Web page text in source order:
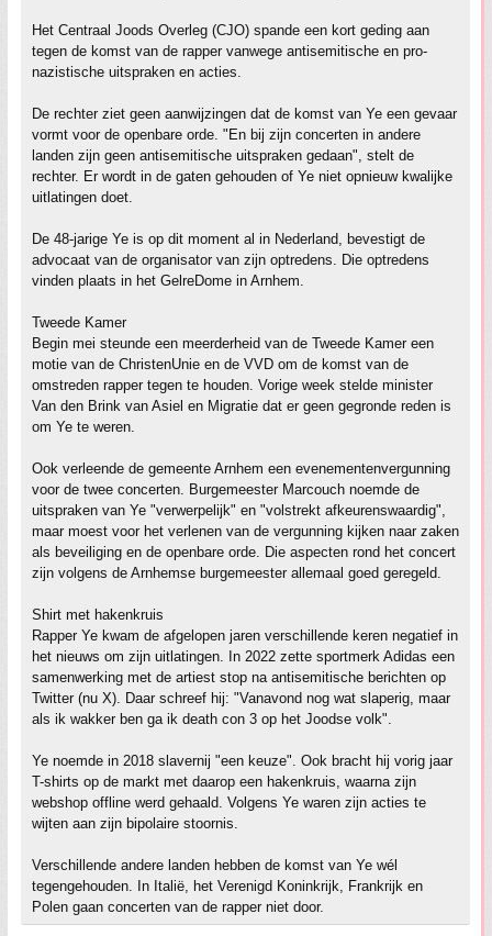
Het Centraal Joods Overleg (CJO) spande een kort geding aan
tegen de komst van de rapper vanwege antisemitische en pro-
nazistische uitspraken en acties.
De rechter ziet geen aanwijzingen dat de komst van Ye een gevaar
vormt voor de openbare orde. "En bij zijn concerten in andere
landen zijn geen antisemitische uitspraken gedaan", stelt de
rechter. Er wordt in de gaten gehouden of Ye niet opnieuw kwalijke
uitlatingen doet.
De 48-jarige Ye is op dit moment al in Nederland, bevestigt de
advocaat van de organisator van zijn optredens. Die optredens
vinden plaats in het GelreDome in Arnhem.
Tweede Kamer
Begin mei steunde een meerderheid van de Tweede Kamer een
motie van de ChristenUnie en de VVD om de komst van de
omstreden rapper tegen te houden. Vorige week stelde minister
Van den Brink van Asiel en Migratie dat er geen gegronde reden is
om Ye te weren.
Ook verleende de gemeente Arnhem een evenementenvergunning
voor de twee concerten. Burgemeester Marcouch noemde de
uitspraken van Ye "verwerpelijk" en "volstrekt afkeurenswaardig",
maar moest voor het verlenen van de vergunning kijken naar zaken
als beveiliging en de openbare orde. Die aspecten rond het concert
zijn volgens de Arnhemse burgemeester allemaal goed geregeld.
Shirt met hakenkruis
Rapper Ye kwam de afgelopen jaren verschillende keren negatief in
het nieuws om zijn uitlatingen. In 2022 zette sportmerk Adidas een
samenwerking met de artiest stop na antisemitische berichten op
Twitter (nu X). Daar schreef hij: "Vanavond nog wat slaperig, maar
als ik wakker ben ga ik death con 3 op het Joodse volk".
Ye noemde in 2018 slavernij "een keuze". Ook bracht hij vorig jaar
T-shirts op de markt met daarop een hakenkruis, waarna zijn
webshop offline werd gehaald. Volgens Ye waren zijn acties te
wijten aan zijn bipolaire stoornis.
Verschillende andere landen hebben de komst van Ye wél
tegengehouden. In Italië, het Verenigd Koninkrijk, Frankrijk en
Polen gaan concerten van de rapper niet door.